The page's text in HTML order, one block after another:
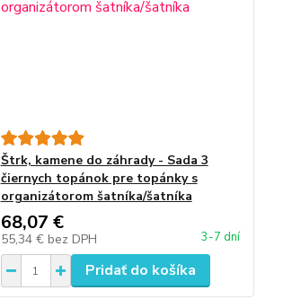
Štrk, kamene do záhrady - Sada 3
čiernych topánok pre topánky s
organizátorom šatníka/šatníka
68,07 €
55,34 € bez DPH 3-7 dní
Pridať do košíka